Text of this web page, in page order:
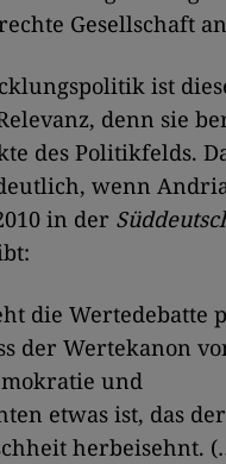
Gesellschaft
ist
denn sie
des Politikfelds.
wenn
in der
die Wertedebatte
der Wertekanon
und
etwas ist, das
herbeisehnt.